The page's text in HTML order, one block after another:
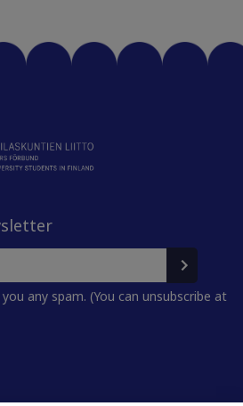
any spam. (You can unsubscribe at